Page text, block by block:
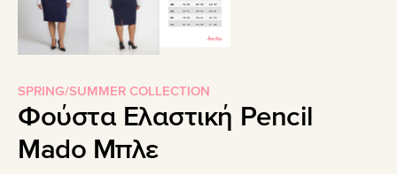
SPRING/SUMMER COLLECTION
Φούστα Ελαστική Pencil
Mado Μπλε